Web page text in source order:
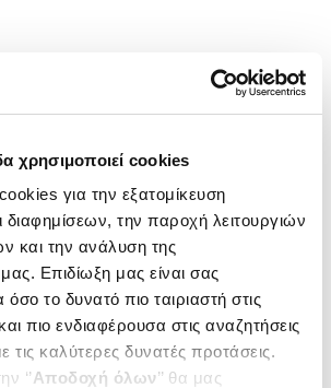
χρησιμοποιεί cookies
για την εξατομίκευση
διαφημίσεων, την παροχή λειτουργιών
και την ανάλυση της
Επιδίωξη μας είναι σας
το δυνατό πιο ταιριαστή στις
πιο ενδιαφέρουσα στις αναζητήσεις
τις καλύτερες δυνατές προτάσεις.
‘’Αποδοχή όλων’’ θα μας